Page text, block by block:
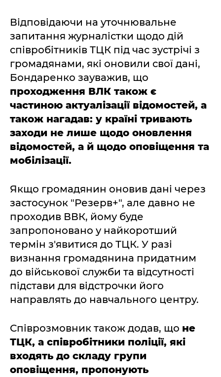
Відповідаючи на уточнювальне
запитання журналістки щодо дій
співробітників ТЦК під час зустрічі з
громадянами, які оновили свої дані,
Бондаренко зауважив, що
проходження ВЛК також є
частиною актуалізації відомостей, а
також нагадав: у країні тривають
заходи не лише щодо оновлення
відомостей, а й щодо оповіщення та
мобілізації.
Якщо громадянин оновив дані через
застосунок "Резерв+", але давно не
проходив ВВК, йому буде
запропоновано у найкоротший
термін з'явитися до ТЦК. У разі
визнання громадянина придатним
до військової служби та відсутності
підстави для відстрочки його
направлять до навчального центру.
Співрозмовник також додав, що не
ТЦК, а співробітники поліції, які
входять до складу групи
оповіщення, пропонують